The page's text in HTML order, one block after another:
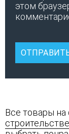
этом
Все товары на